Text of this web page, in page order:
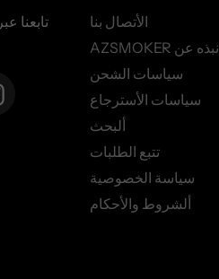
تابعنا
Instagram
الأتصال بنا
AZSMOKER نبذه عن
سياسات الشحن
سياسات الأسترجاع
ألبحث
تتبع الطلبات
سياسة الخصوصية
ألشروط والأحكام